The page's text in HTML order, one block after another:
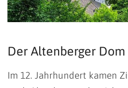
Der Altenberger Dom
Im 12. Jahrhundert kamen